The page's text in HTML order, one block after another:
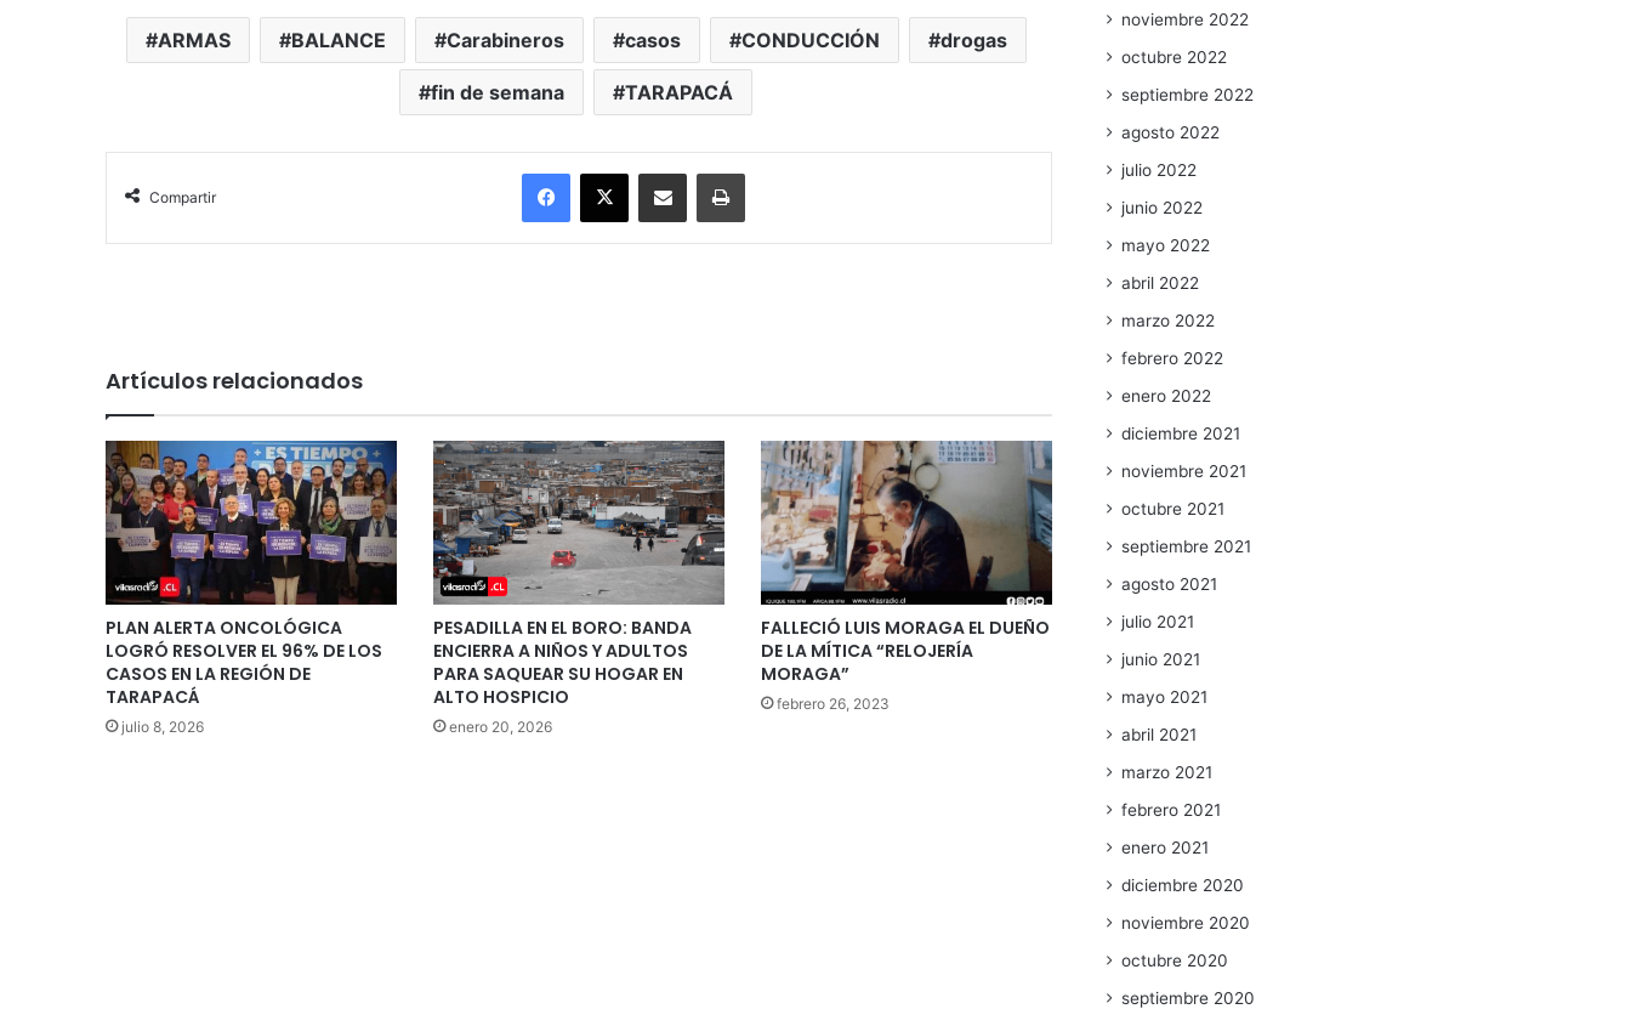
ARMAS BALANCE Carabineros casos CONDUCCIÓN drogas
fin de semana TARAPACÁ
Compartir
Facebook
X Enviar vía email Imprimir
Artículos relacionados
PLAN ALERTA ONCOLÓGICA
LOGRÓ RESOLVER EL 96% DE LOS
CASOS EN LA REGIÓN DE
TARAPACÁ
julio 8, 2026
PESADILLA EN EL BORO: BANDA
ENCIERRA A NIÑOS Y ADULTOS
PARA SAQUEAR SU HOGAR EN
ALTO HOSPICIO
enero 20, 2026
FALLECIÓ LUIS MORAGA EL DUEÑO
DE LA MÍTICA “RELOJERÍA
MORAGA”
febrero 26, 2023
noviembre 2022
octubre 2022
septiembre 2022
agosto 2022
julio 2022
junio 2022
mayo 2022
abril 2022
marzo 2022
febrero 2022
enero 2022
diciembre 2021
noviembre 2021
octubre 2021
septiembre 2021
agosto 2021
julio 2021
junio 2021
mayo 2021
abril 2021
marzo 2021
febrero 2021
enero 2021
diciembre 2020
noviembre 2020
octubre 2020
septiembre 2020